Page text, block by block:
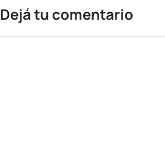
Dejá tu comentario